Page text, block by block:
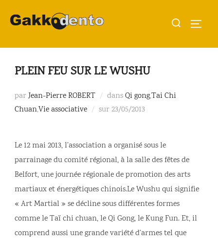
Rechercher :
PLEIN FEU SUR LE WUSHU
parJean-Pierre ROBERT dansQi gong,Tai Chi
Chuan,Vie associative surPublié
23/05/2013
Le 12 mai 2013, l’association a organisé sous le
parrainage du comité régional, à la salle des fêtes de
Belfort, une journée régionale de promotion des arts
martiaux et énergétiques chinois.Le Wushu qui signifie
« Art Martial » se décline sous différentes formes
comme le Taï chi chuan, le Qi Gong, le Kung Fun. Et, il
comprend aussi une grande variété d’armes tel que